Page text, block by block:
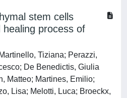
stem cells
process of
Tiziana; Perazzi,
De Benedictis, Giulia
Matteo; Martines, Emilio;
Lisa; Melotti, Luca; Broeckx,